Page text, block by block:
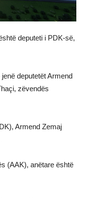
deputeti i PDK-së,
deputetët Armend
zëvendës
Armend Zemaj
(AAK), anëtare është